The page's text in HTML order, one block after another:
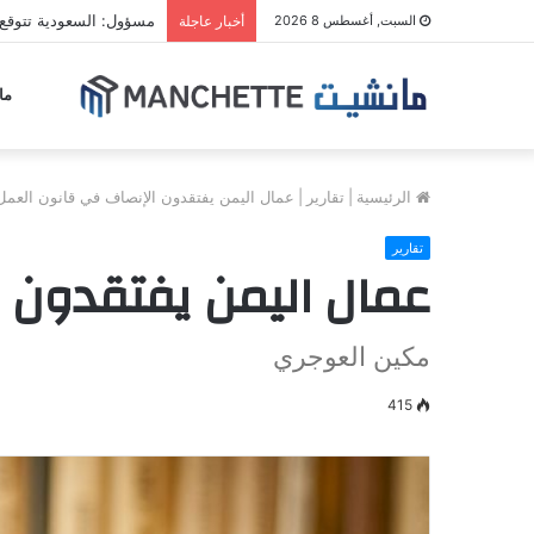
السبت, أغسطس 8 2026 أخبار عاجلة مسؤول: السعودية
الرئيسية تقارير عمال اليمن يفتقدون الإنصاف في قانون
تقارير
عمال اليمن
مكين العوجري
415